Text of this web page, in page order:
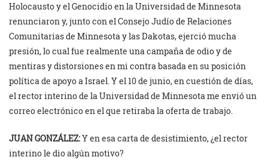
Holocausto y el Genocidio en la Universidad de Minnesota
renunciaron y, junto con el Consejo Judío de Relaciones
Comunitarias de Minnesota y las Dakotas, ejerció mucha
presión, lo cual fue realmente una campaña de odio y de
mentiras y distorsiones en mi contra basada en su posición
política de apoyo a Israel. Y el 10 de junio, en cuestión de días,
el rector interino de la Universidad de Minnesota me envió un
correo electrónico en el que retiraba la oferta de trabajo.
JUAN GONZÁLEZ:Y en esa carta de desistimiento, ¿el rector
interino le dio algún motivo?